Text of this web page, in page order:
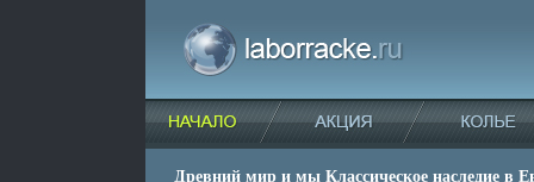
Древний мир и мы Классическое наследие в